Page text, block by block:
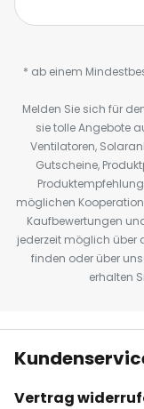
* ab einem
Melden Sie sich für
sie tolle Angebote
Ventilatoren,
Gutscheine,
möglichen
Kaufbewertungen
jederzeit möglich über
finden oder über
erhalten
Vertrag